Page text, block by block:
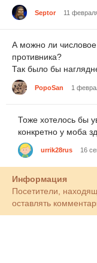
Septor 11
А можно ли
противника?
Так было бы
PopoSan 1
Тоже хотелось бы
конкретно у моба
urrik28rus 16
Информация
Посетители,
оставлять